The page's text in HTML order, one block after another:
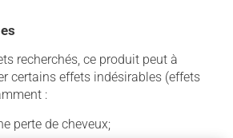
recherchés, ce produit peut à
certains effets indésirables (effets
:
perte de cheveux;